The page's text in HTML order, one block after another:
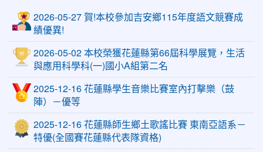
2026-05-27 賀!本校參加吉安鄉115年度語文競賽成
績優異!
2026-05-02 本校榮獲花蓮縣第66屆科學展覽，生活
與應用科學科(一)國小A組第二名
2025-12-16 花蓮縣學生音樂比賽室內打擊樂（鼓
陣）－優等
2025-12-16 花蓮縣師生鄉土歌謠比賽 東南亞語系－
特優(全國賽花蓮縣代表隊資格)